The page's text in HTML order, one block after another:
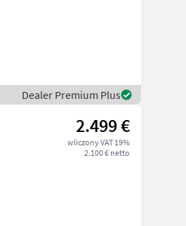
Dealer Premium Plus
2.499 €
wliczony VAT 19%
2.100 € netto